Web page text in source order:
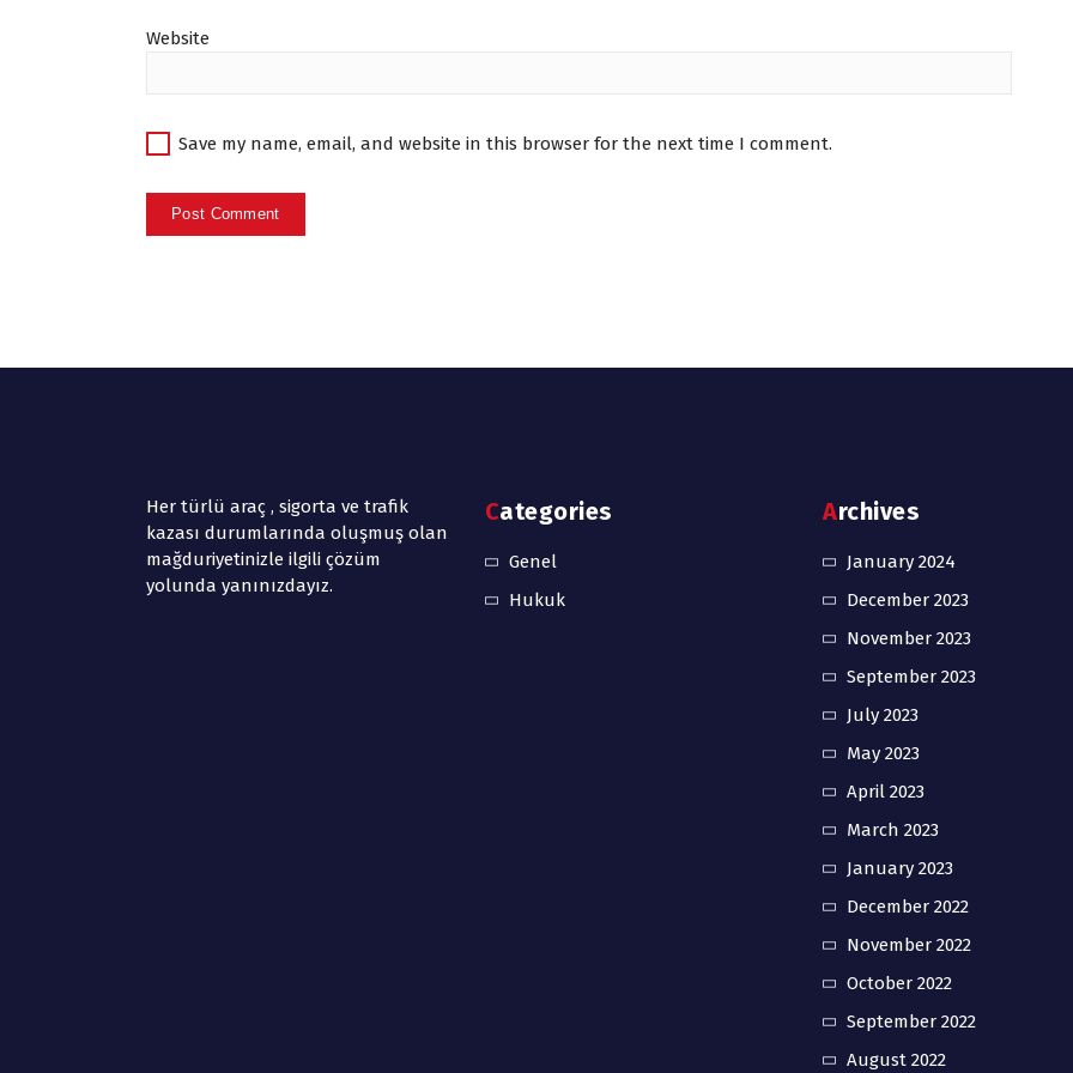
Website
Save my name, email, and website in this browser for the next time I comment.
Her türlü araç , sigorta ve trafik
kazası durumlarında oluşmuş olan
mağduriyetinizle ilgili çözüm
yolunda yanınızdayız.
Categories
Genel
Hukuk
Archives
January 2024
December 2023
November 2023
September 2023
July 2023
May 2023
April 2023
March 2023
January 2023
December 2022
November 2022
October 2022
September 2022
August 2022